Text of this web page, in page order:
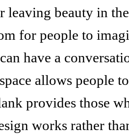
leaving beauty in
for people to
have a
allows people
provides those
works rather